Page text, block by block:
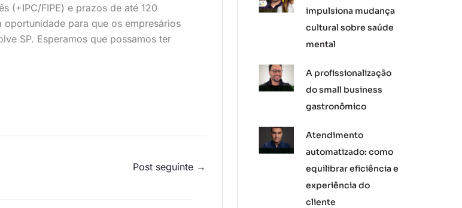
(+IPC/FIPE) e prazos de até 120
para que os empresários
SP. Esperamos que possamos ter
Post seguinte →
impulsiona mudança
cultural sobre saúde
mental
A profissionalização
do small business
gastronômico
Atendimento
automatizado: como
equilibrar eficiência e
experiência do
cliente